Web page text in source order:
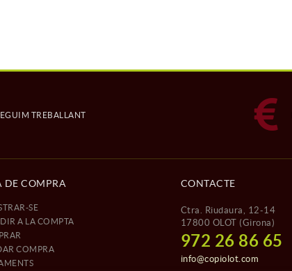
TREBALLANT
DE COMPRA
SE
A LA COMPTA
COMPRA
CONTACTE
Ctra. Riudaura, 12-14
17800 OLOT (Girona)
972 26 86 65
info@copiolot.com